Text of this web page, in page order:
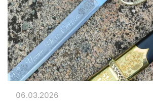
06.03.2026